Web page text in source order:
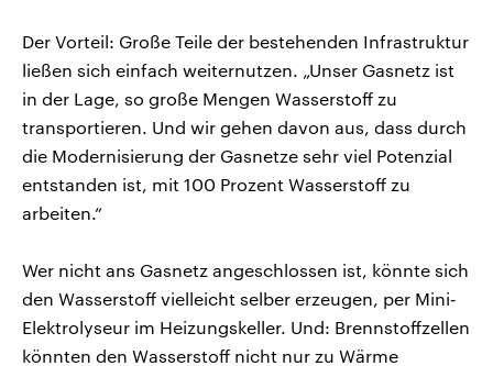
Der Vorteil: Große Teile der bestehenden Infrastruktur
ließen sich einfach weiternutzen. „Unser Gasnetz ist
in der Lage, so große Mengen Wasserstoff zu
transportieren. Und wir gehen davon aus, dass durch
die Modernisierung der Gasnetze sehr viel Potenzial
entstanden ist, mit 100 Prozent Wasserstoff zu
arbeiten.“
Wer nicht ans Gasnetz angeschlossen ist, könnte sich
den Wasserstoff vielleicht selber erzeugen, per Mini-
Elektrolyseur im Heizungskeller. Und: Brennstoffzellen
könnten den Wasserstoff nicht nur zu Wärme